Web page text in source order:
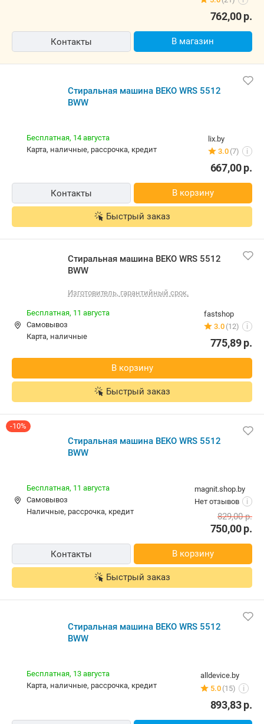
762,00р.
Контакты В магазин
Стиральная машина BEKO WRS 5512
BWW
lix.by
3.0 (7) i
Бесплатная, 14 августа
карта, наличные, рассрочка, кредит
667,00р.
Контакты В корзину
Быстрый заказ
Стиральная машина BEKO WRS 5512
BWW
Изготовитель, гарантийный срок.
fastshop
3.0 (12) i
Бесплатная, 11 августа
Самовывоз
карта, наличные
775,89р.
В корзину
Быстрый заказ
-10%
Стиральная машина BEKO WRS 5512
BWW
magnit.shop.by
Нет отзывов
i
Бесплатная, 11 августа
Самовывоз
наличные, рассрочка, кредит
750,00р.
829,00р.
Контакты В корзину
Быстрый заказ
Стиральная машина BEKO WRS 5512
BWW
alldevice.by
5.0 (15) i
Бесплатная, 13 августа
карта, наличные, рассрочка, кредит
893,83р.